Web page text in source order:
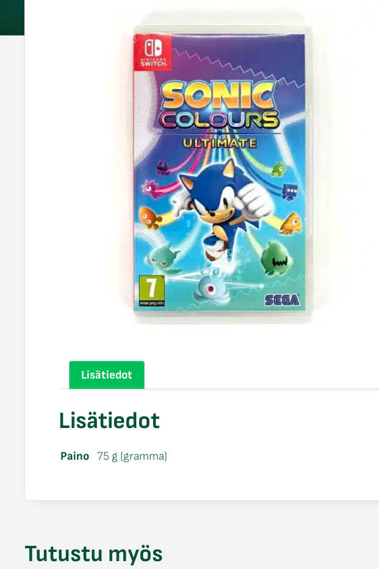
Lisätiedot
Lisätiedot
Paino 75 g (gramma)
Tutustu myös